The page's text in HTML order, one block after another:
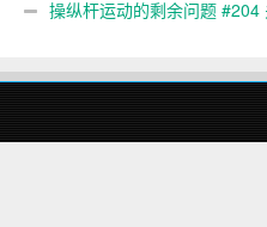
操纵杆运动的剩余问题 #204